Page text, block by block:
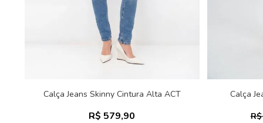
Calça Jeans Skinny Cintura Alta ACT
R$ 579,90
Calça